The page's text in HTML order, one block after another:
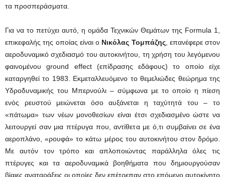
τα προσπεράσματα.
Για να το πετύχει αυτό, η ομάδα Τεχνικών Θεμάτων της Formula 1,
επικεφαλής της οποίας είναι ο Νικόλας Τομπάζης, επανέφερε στον
αεροδυναμικό σχεδιασμό του αυτοκινήτου, τη χρήση του λεγόμενου
φαινομένου ground effect (επίδρασης εδάφους) το οποίο είχε
καταργηθεί το 1983. Εκμεταλλευόμενο το θεμελιώδες θεώρημα της
Υδροδυναμικής του Μπερνούλι – σύμφωνα με το οποίο η πίεση
ενός ρευστού μειώνεται όσο αυξάνεται η ταχύτητά του – το
«πάτωμα» των νέων μονοθεσίων είναι έτσι σχεδιασμένο ώστε να
λειτουργεί σαν μια πτέρυγα που, αντίθετα με ό,τι συμβαίνει σε ένα
αεροπλάνο, «ρουφά» το κάτω μέρος του αυτοκινήτου στον δρόμο.
Με αυτόν τον τρόπο και απλοποιώντας παράλληλα όλες τις
πτέρυγες και τα αεροδυναμικά βοηθήματα που δημιουργούσαν
βίαιες αναταράξεις οι οποίες δεν επέτρεπαν στο επόμενο αυτοκίνητο